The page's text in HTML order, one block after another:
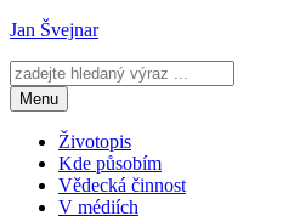
Přejít
obsahu
webu
Jan Švejnar
Menu
Životopis
Kde působím
Vědecká činnost
V médiích